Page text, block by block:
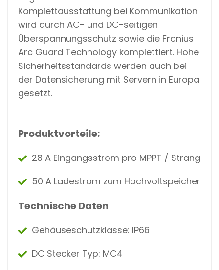
Komplettausstattung bei Kommunikation
wird durch AC- und DC-seitigen
Überspannungsschutz sowie die Fronius
Arc Guard Technology komplettiert. Hohe
Sicherheitsstandards werden auch bei
der Datensicherung mit Servern in Europa
gesetzt.
Produktvorteile:
28 A Eingangsstrom pro MPPT / Strang
50 A Ladestrom zum Hochvoltspeicher
Technische Daten
Gehäuseschutzklasse: IP66
DC Stecker Typ: MC4